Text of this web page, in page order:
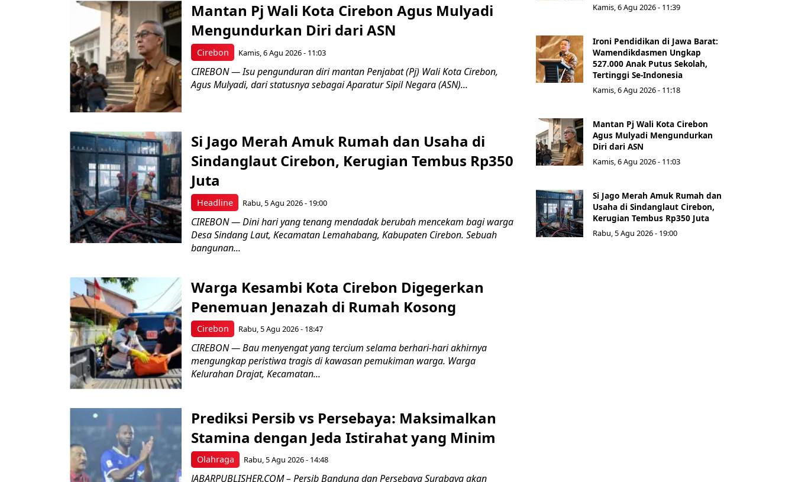
Cirebon
Mantan Pj Wali Kota Cirebon Agus Mulyadi
Mengundurkan Diri dari ASN
Kamis, 6 Agu 2026 - 11:03
CIREBON — Isu pengunduran diri mantan Penjabat (Pj) Wali Kota Cirebon,
Agus Mulyadi, dari statusnya sebagai Aparatur Sipil Negara (ASN)...
Headline
Si Jago Merah Amuk Rumah dan Usaha di
Sindanglaut Cirebon, Kerugian Tembus Rp350
Juta
Rabu, 5 Agu 2026 - 19:00
CIREBON — Dini hari yang tenang mendadak berubah mencekam bagi warga
Desa Sindang Laut, Kecamatan Lemahabang, Kabupaten Cirebon. Sebuah
bangunan...
Cirebon
Warga Kesambi Kota Cirebon Digegerkan
Penemuan Jenazah di Rumah Kosong
Rabu, 5 Agu 2026 - 18:47
CIREBON — Bau menyengat yang tercium selama berhari-hari akhirnya
mengungkap peristiwa tragis di kawasan pemukiman warga. Warga
Kelurahan Drajat, Kecamatan...
Olahraga
Prediksi Persib vs Persebaya: Maksimalkan
Stamina dengan Jeda Istirahat yang Minim
Rabu, 5 Agu 2026 - 14:48
JABARPUBLISHER.COM – Persib Bandung dan Persebaya Surabaya akan
Kamis, 6 Agu 2026 - 11:39
Ironi Pendidikan di Jawa Barat:
Wamendikdasmen Ungkap
527.000 Anak Putus Sekolah,
Tertinggi Se-Indonesia
Kamis, 6 Agu 2026 - 11:18
Mantan Pj Wali Kota Cirebon
Agus Mulyadi Mengundurkan
Diri dari ASN
Kamis, 6 Agu 2026 - 11:03
Si Jago Merah Amuk Rumah dan
Usaha di Sindanglaut Cirebon,
Kerugian Tembus Rp350 Juta
Rabu, 5 Agu 2026 - 19:00